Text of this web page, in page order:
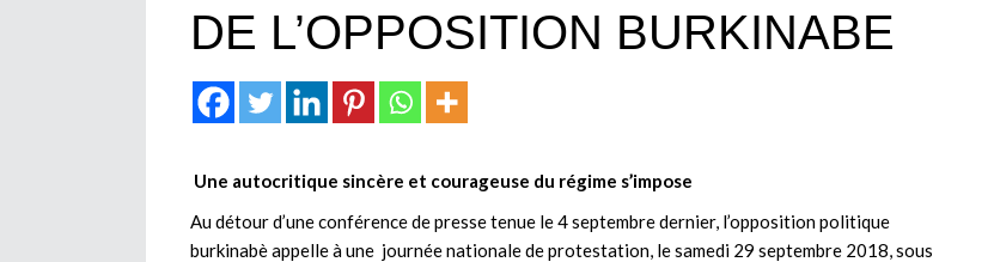
DE L’OPPOSITION BURKINABE
Une autocritique sincère et courageuse du régime s’impose
Au détour d’une conférence de presse tenue le 4 septembre dernier, l’opposition politique
burkinabè appelle à une journée nationale de protestation, le samedi 29 septembre 2018, sous